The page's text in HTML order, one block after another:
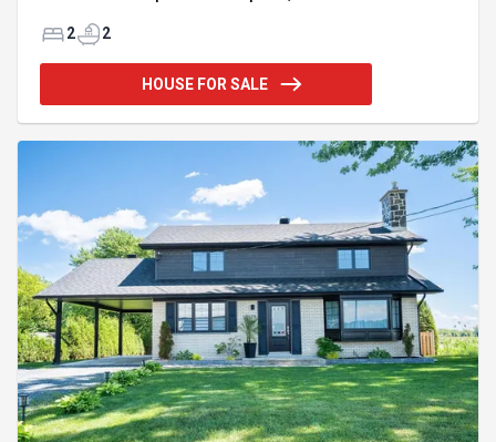
entrer la lumière et la liberté. Bois, granite et pierre
au coeur urbain. Mon foyer réchauffe les journées
froides, tandis que mes jardins d'eau et coins
projets. Venez marcher mes espaces, respirer mon
2 2
HOUSE FOR SALE